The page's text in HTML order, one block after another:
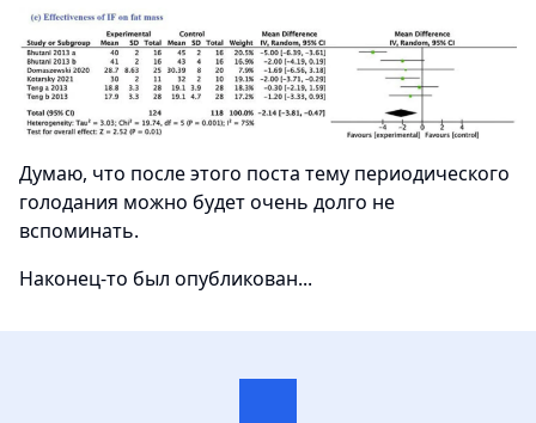
Думаю, что после этого поста тему периодического
голодания можно будет очень долго не
вспоминать.
Наконец-то был опубликован...